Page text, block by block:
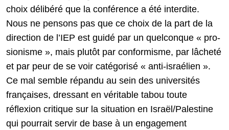
choix délibéré que la conférence a été interdite.
Nous ne pensons pas que ce choix de la part de la
direction de l’IEP est guidé par un quelconque « pro-
sionisme », mais plutôt par conformisme, par lâcheté
et par peur de se voir catégorisé « anti-israélien ».
Ce mal semble répandu au sein des universités
françaises, dressant en véritable tabou toute
réflexion critique sur la situation en Israël/Palestine
qui pourrait servir de base à un engagement